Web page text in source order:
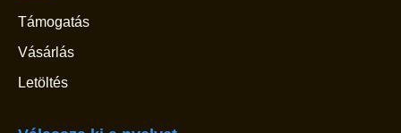
Támogatás
Vásárlás
Letöltés